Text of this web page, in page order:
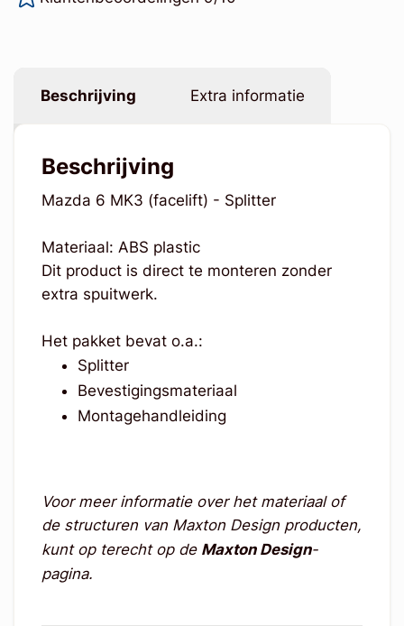
Beschrijving Extra informatie
Beschrijving
Mazda 6 MK3 (facelift) - Splitter
Materiaal: ABS plastic
Dit product is direct te monteren zonder
extra spuitwerk.
Het pakket bevat o.a.:
Splitter
Bevestigingsmateriaal
Montagehandleiding
Voor meer informatie over het materiaal of
de structuren van Maxton Design producten,
kunt op terecht op de Maxton Design-
pagina.